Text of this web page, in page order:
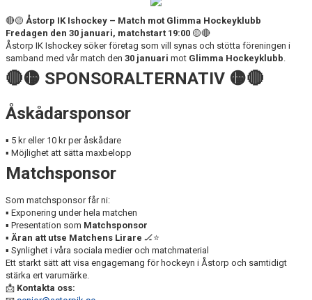
🔴🟡 Åstorp IK Ishockey – Match mot Glimma Hockeyklubb
Fredagen den 30 januari, matchstart 19:00 🟡🔴
Åstorp IK Ishockey söker företag som vill synas och stötta föreningen i
samband med vår match den 30 januari mot Glimma Hockeyklubb
🔴🟡 SPONSORALTERNATIV 🟡🔴
Åskådarsponsor
▪️ 5 kr eller 10 kr per åskådare
▪️ Möjlighet att sätta maxbelopp
Matchsponsor
Som matchsponsor får ni:
▪️ Exponering under hela matchen
▪️ Presentation som Matchsponsor
▪️ Äran att utse Matchens Lirare 🏒⭐
▪️ Synlighet i våra sociala medier och matchmaterial
Ett starkt sätt att visa engagemang för hockeyn i Åstorp och samtidigt
stärka ert varumärke.
📩 Kontakta oss: